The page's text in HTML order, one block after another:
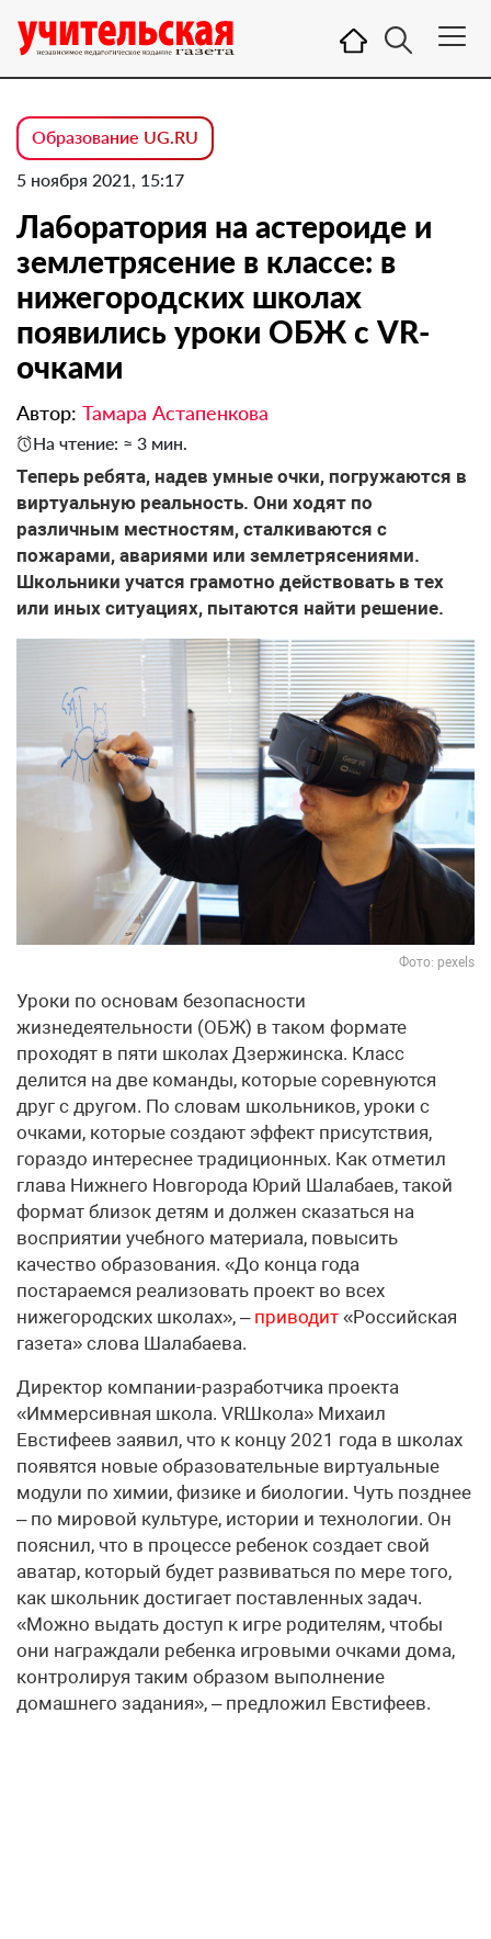
Образование UG.RU
5 ноября 2021, 15:17
Лаборатория на астероиде и
землетрясение в классе: в
нижегородских школах
появились уроки ОБЖ с VR-
очками
Автор: Тамара Астапенкова
На чтение: ≈ 3 мин.
Теперь ребята, надев умные очки, погружаются в
виртуальную реальность. Они ходят по
различным местностям, сталкиваются с
пожарами, авариями или землетрясениями.
Школьники учатся грамотно действовать в тех
или иных ситуациях, пытаются найти решение.
Фото: pexels
Уроки по основам безопасности
жизнедеятельности (ОБЖ) в таком формате
проходят в пяти школах Дзержинска. Класс
делится на две команды, которые соревнуются
друг с другом. По словам школьников, уроки с
очками, которые создают эффект присутствия,
гораздо интереснее традиционных. Как отметил
глава Нижнего Новгорода Юрий Шалабаев, такой
формат близок детям и должен сказаться на
восприятии учебного материала, повысить
качество образования. «До конца года
постараемся реализовать проект во всех
нижегородских школах», – приводит «Российская
газета» слова Шалабаева.
Директор компании-разработчика проекта
«Иммерсивная школа. VRШкола» Михаил
Евстифеев заявил, что к концу 2021 года в школах
появятся новые образовательные виртуальные
модули по химии, физике и биологии. Чуть позднее
– по мировой культуре, истории и технологии. Он
пояснил, что в процессе ребенок создает свой
аватар, который будет развиваться по мере того,
как школьник достигает поставленных задач.
«Можно выдать доступ к игре родителям, чтобы
они награждали ребенка игровыми очками дома,
контролируя таким образом выполнение
домашнего задания», – предложил Евстифеев.